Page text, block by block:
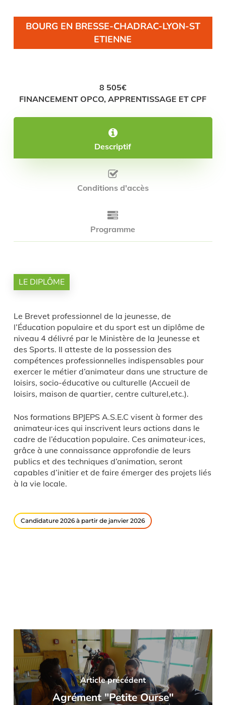
BOURG EN BRESSE-CHADRAC-LYON-ST
ETIENNE
8 505€
FINANCEMENT OPCO, APPRENTISSAGE ET CPF
Descriptif
Conditions d'accès
Programme
LE DIPLÔME
Le Brevet professionnel de la jeunesse, de
l’Éducation populaire et du sport est un diplôme de
niveau 4 délivré par le Ministère de la Jeunesse et
des Sports. Il atteste de la possession des
compétences professionnelles indispensables pour
exercer le métier d’animateur dans une structure de
loisirs, socio-éducative ou culturelle (Accueil de
loisirs, maison de quartier, centre culturel,etc.).
Nos formations BPJEPS A.S.E.C visent à former des
animateur·ices qui inscrivent leurs actions dans le
cadre de l’éducation populaire. Ces animateur·ices,
grâce à une connaissance approfondie de leurs
publics et des techniques d’animation, seront
capables d’initier et de faire émerger des projets liés
à la vie locale.
Candidature 2026 à partir de janvier 2026
Article précédent
Agrément "Petite Ourse"